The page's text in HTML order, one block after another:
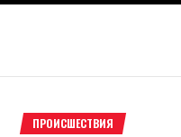
ПРОИСШЕСТВИЯ